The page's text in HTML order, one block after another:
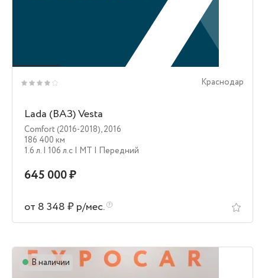
Краснодар
Lada (ВАЗ) Vesta
Comfort (2016-2018),2016
186 400 км
1.6 л. | 106 л.c | MT | Передний
645 000 ₽
от 8 348 ₽ р/мес.
В наличии